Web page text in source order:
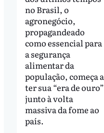
no Brasil, o
agronegócio,
propagandeado
como essencial para
a segurança
alimentar da
população, começa a
ter sua “era de ouro”
junto à volta
massiva da fome ao
país.